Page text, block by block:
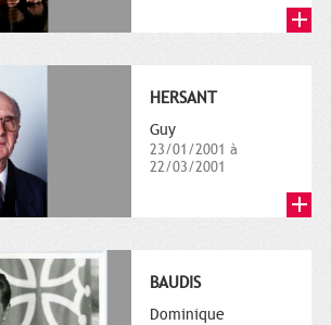
HERSANT
Guy
23/01/2001 à
22/03/2001
BAUDIS
Dominique